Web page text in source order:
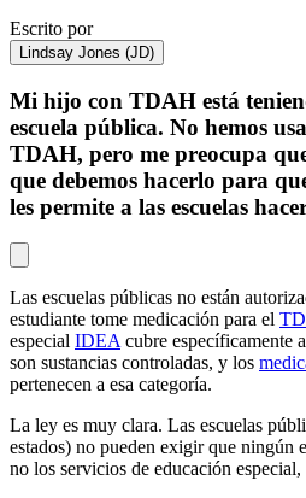
Escrito por
Lindsay Jones (JD)
Mi hijo con TDAH está
escuela pública. No hemos
TDAH, pero me preocupa
que debemos hacerlo para
les permite a las escuelas
Las escuelas públicas no están
estudiante tome medicación para el
especial IDEA cubre específicamente
son sustancias controladas, y los
pertenecen a esa categoría.
La ley es muy clara. Las escuelas
estados) no pueden exigir que ningún
no los servicios de educación